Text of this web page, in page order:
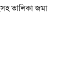
তালিকা জমা